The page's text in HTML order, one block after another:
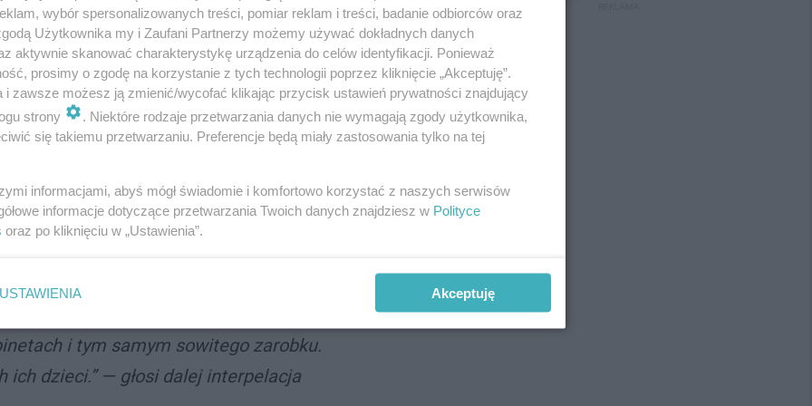
w Sosnowcu to
placówka
w Sosnowcu jest jedyną w województwie
i darmową pomoc dzieciom dotkniętym
kompleksowe wsparcie.
dostęp do psychologa, psychoterapeuty i
jak misję, rezygnując z czasu jaki
i tym samym sowitego zarobku.
ich dzieci.” — głosi dalej interpelacja
wybór spersonalizowanych treści, pomiar reklam i treści, badanie odbiorców oraz
Użytkownika my i Zaufani Partnerzy możemy używać dokładnych danych
aktywnie skanować charakterystykę urządzenia do celów identyfikacji. Ponieważ
prosimy o zgodę na korzystanie z tych technologii poprzez kliknięcie „Akceptuję”.
i zawsze możesz ją zmienić/wycofać klikając przycisk ustawień prywatności znajdujący
strony
. Niektóre rodzaje przetwarzania danych nie wymagają zgody użytkownika,
się takiemu przetwarzaniu. Preferencje będą miały zastosowania tylko na tej
informacjami, abyś mógł świadomie i komfortowo korzystać z naszych serwisów
informacje dotyczące przetwarzania Twoich danych znajdziesz w Polityce
oraz po kliknięciu w „Ustawienia”.
USTAWIENIA Akceptuję